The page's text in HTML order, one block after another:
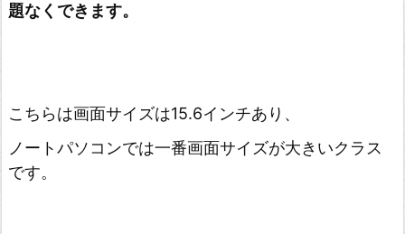
題なくできます。
こちらは画面サイズは15.6インチあり、
ノートパソコンでは一番画面サイズが大きいクラス
です。